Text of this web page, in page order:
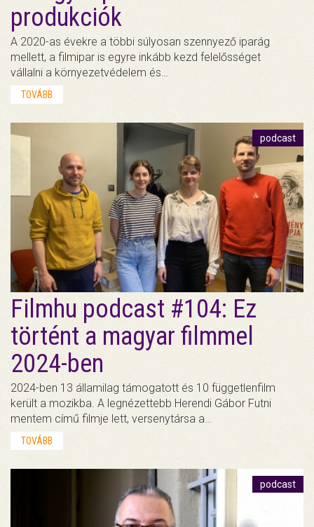
produkciók
A 2020-as évekre a többi súlyosan szennyező iparág
mellett, a filmipar is egyre inkább kezd felelősséget
vállalni a környezetvédelem és…
TOVÁBB
podcast
Filmhu podcast #104: Ez
történt a magyar filmmel
2024-ben
2024-ben 13 államilag támogatott és 10 függetlenfilm
került a mozikba. A legnézettebb Herendi Gábor Futni
mentem című filmje lett, versenytársa a…
TOVÁBB
podcast